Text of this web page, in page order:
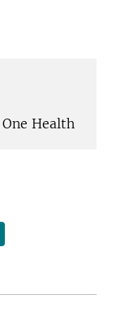
One Health